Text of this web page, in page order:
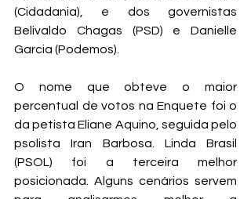
(Cidadania), e dos governistas
Belivaldo Chagas (PSD) e Danielle
Garcia (Podemos).
O nome que obteve o maior
percentual de votos na Enquete foi o
da petista Eliane Aquino, seguida pelo
psolista Iran Barbosa. Linda Brasil
(PSOL) foi a terceira melhor
posicionada. Alguns cenários servem